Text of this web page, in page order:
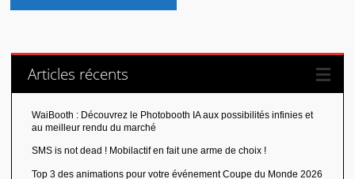
Articles récents
WaiBooth : Découvrez le Photobooth IA aux possibilités infinies et
au meilleur rendu du marché
SMS is not dead ! Mobilactif en fait une arme de choix !
Top 3 des animations pour votre événement Coupe du Monde 2026